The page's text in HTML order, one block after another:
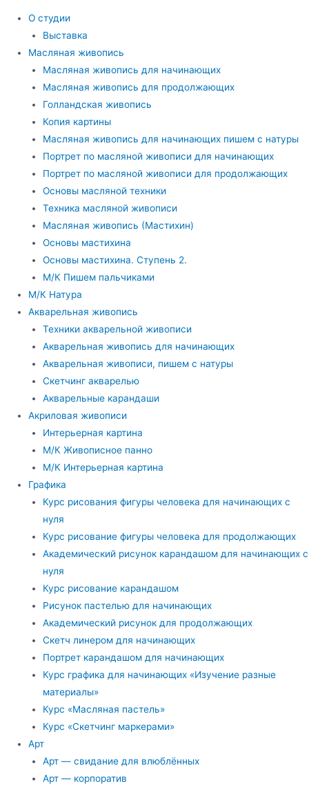
Меню
О студии
Выставка
Масляная живопись
Масляная живопись для начинающих
Масляная живопись для продолжающих
Голландская живопись
Копия картины
Масляная живопись для начинающих пишем с натуры
Портрет по масляной живописи для начинающих
Портрет по масляной живописи для продолжающих
Основы масляной техники
Техника масляной живописи
Масляная живопись (Мастихин)
Основы мастихина
Основы мастихина. Ступень 2.
М/К Пишем пальчиками
М/К Натура
Акварельная живопись
Техники акварельной живописи
Акварельная живопись для начинающих
Акварельная живописи, пишем с натуры
Скетчинг акварелью
Акварельные карандаши
Акриловая живописи
Интерьерная картина
М/К Живописное панно
М/К Интерьерная картина
Графика
Курс рисования фигуры человека для начинающих с
нуля
Курс рисование фигуры человека для продолжающих
Академический рисунок карандашом для начинающих с
нуля
Курс рисование карандашом
Рисунок пастелью для начинающих
Академический рисунок для продолжающих
Скетч линером для начинающих
Портрет карандашом для начинающих
Курс графика для начинающих «Изучение разные
материалы»
Курс «Масляная пастель»
Курс «Скетчинг маркерами»
Арт
Арт — свидание для влюблённых
Арт — корпоратив